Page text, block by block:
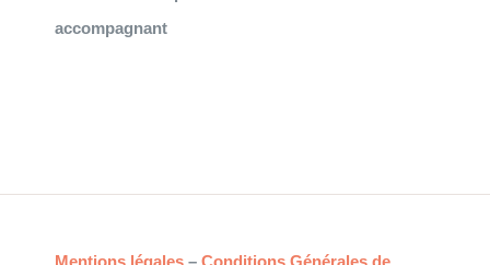
accompagnant
Mentions légales– Conditions Générales de